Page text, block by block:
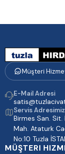
Müşteri
E-Mail Adresi
Servis Adresimiz
Birmes San. Sit.
Mah. Ataturk
No:10 Tuzla
MÜŞTERI